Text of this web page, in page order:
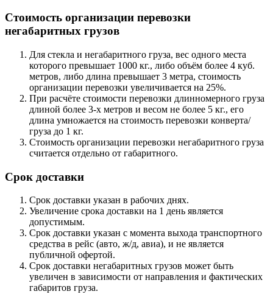
Стоимость организации перевозки
негабаритных грузов
Для стекла и негабаритного груза, вес одного места
которого превышает 1000 кг., либо объём более 4 куб.
метров, либо длина превышает 3 метра, стоимость
организации перевозки увеличивается на 25%.
При расчёте стоимости перевозки длинномерного груза
длиной более 3-х метров и весом не более 5 кг., его
длина умножается на стоимость перевозки конверта/
груза до 1 кг.
Стоимость организации перевозки негабаритного груза
считается отдельно от габаритного.
Срок доставки
Срок доставки указан в рабочих днях.
Увеличение срока доставки на 1 день является
допустимым.
Срок доставки указан с момента выхода транспортного
средства в рейс (авто, ж/д, авиа), и не является
публичной офертой.
Срок доставки негабаритных грузов может быть
увеличен в зависимости от направления и фактических
габаритов груза.